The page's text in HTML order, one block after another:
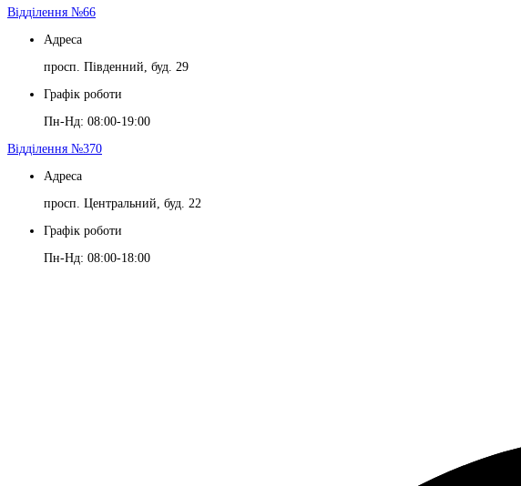
Відділення №66
Адреса
просп. Південний, буд. 29
Графік роботи
Пн-Нд: 08:00-19:00
Відділення №370
Адреса
просп. Центральний, буд. 22
Графік роботи
Пн-Нд: 08:00-18:00